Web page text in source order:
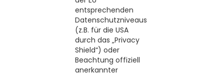
entsprechenden
Datenschutzniveaus
(z.B. für die USA
durch das „Privacy
Shield“) oder
Beachtung offiziell
anerkannter